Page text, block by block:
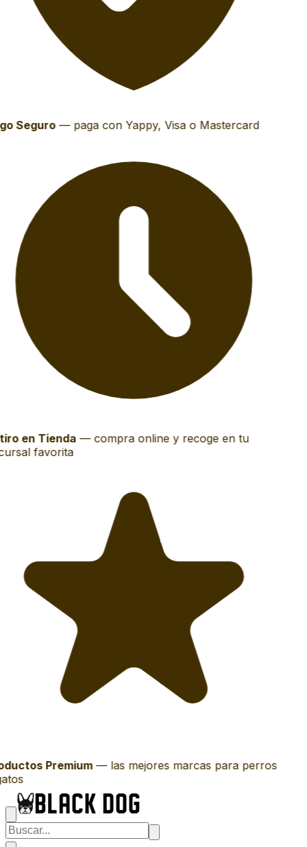
Seguro—paga con Yappy, Visa o Mastercard
en Tienda—compra online y recoge en tu
favorita
Premium—las mejores marcas para perros